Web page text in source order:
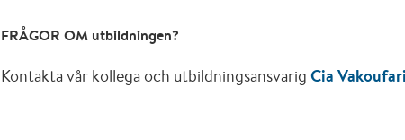
FRÅGOR OM utbildningen?
Kontakta vår kollega och utbildningsansvarigCia